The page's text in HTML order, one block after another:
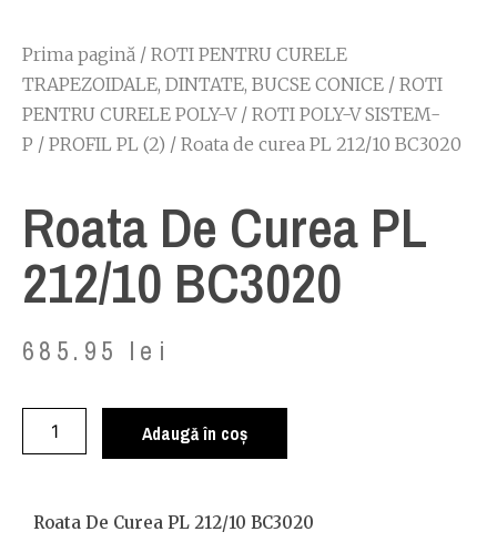
Prima pagină / ROTI PENTRU CURELE
TRAPEZOIDALE, DINTATE, BUCSE CONICE / ROTI
PENTRU CURELE POLY-V/ ROTI POLY-V SISTEM-
P / PROFIL PL (2) / Roata de curea PL 212/10 BC3020
Roata De Curea PL
212/10 BC3020
685.95 lei
Adaugă în coș
Roata De Curea PL 212/10 BC3020